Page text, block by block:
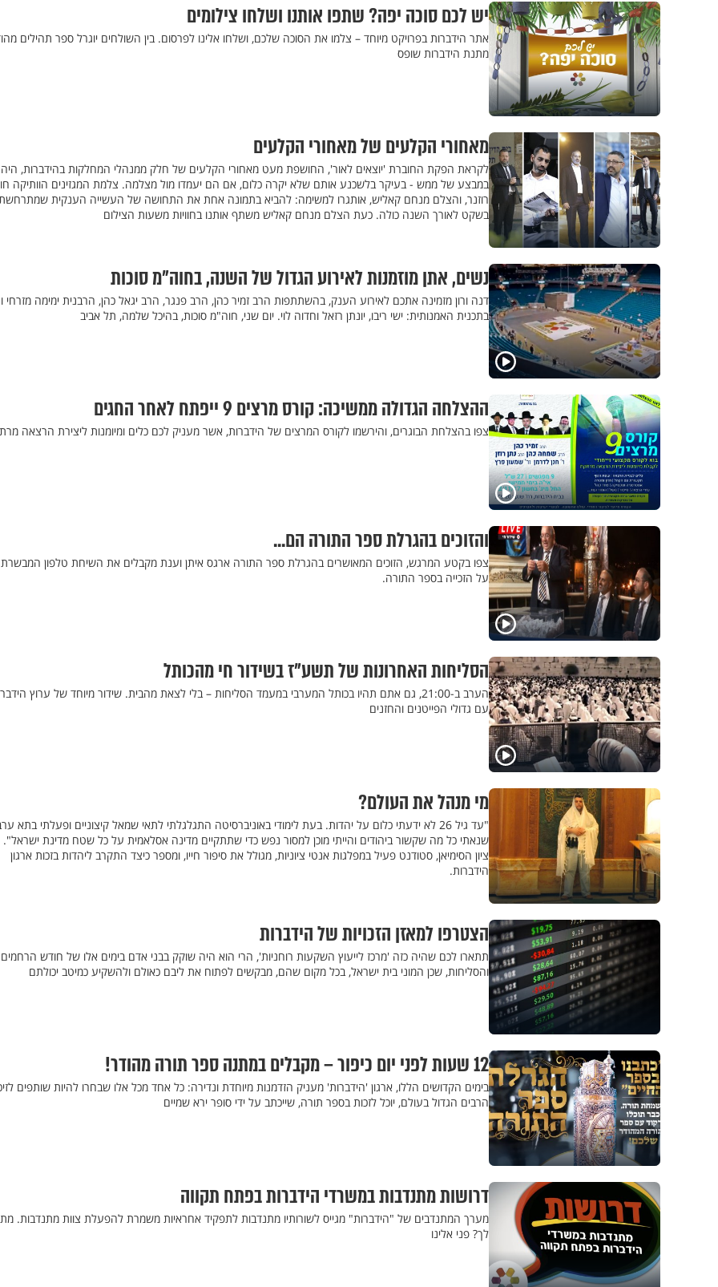
יש לכם סוכה יפה? שתפו אותנו ושלחו צילומים
אתר הידברות בפרויקט מיוחד – צלמו את הסוכה שלכם, ושלחו אלינו לפרסום. בין השולחים יוגרל ספר תהילים
מתנת הידברות שופס
מאחורי הקלעים של מאחורי הקלעים
לקראת הפקת החוברת 'יוצאים לאור', החושפת מעט מאחורי הקלעים של חלק ממנהלי המחלקות בהידברות, היה
במבצע של ממש - בעיקר בלשכנע אותם שלא יקרה כלום, אם הם יעמדו מול מצלמה. צלמת המגזינים הוותיקה
רוזנר, והצלם מנחם קאליש, אותגרו למשימה: להביא בתמונה אחת את התחושה של העשייה הענקית
בשקט לאורך השנה כולה. כעת הצלם מנחם קאליש משתף אותנו בחוויות משעות הצילום
נשים, אתן מוזמנות לאירוע הגדול של השנה, בחוה"מ סוכות
דנה ורון מזמינה אתכם לאירוע הענק, בהשתתפות הרב זמיר כהן, הרב פנגר, הרב יגאל כהן, הרבנית ימימה מזרחי
בתכנית האמנותית: ישי ריבו, יונתן רזאל וחדוה לוי. יום שני, חוה"מ סוכות, בהיכל שלמה, תל אביב
ההצלחה הגדולה ממשיכה: קורס מרצים 9 ייפתח לאחר החגים
צפו בהצלחת הבוגרים, והירשמו לקורס המרצים של הידברות, אשר מעניק לכם כלים ומיומנות ליצירת הרצאה
והזוכים בהגרלת ספר התורה הם...
צפו בקטע המרגש, הזוכים המאושרים בהגרלת ספר התורה ארגס איתן וענת מקבלים את השיחת טלפון
על הזכייה בספר התורה.
הסליחות האחרונות של תשע"ז בשידור חי מהכותל
הערב ב-21:00, גם אתם תהיו בכותל המערבי במעמד הסליחות – בלי לצאת מהבית. שידור מיוחד של ערוץ
עם גדולי הפייטנים והחזנים
מי מנהל את העולם?
"עד גיל 26 לא ידעתי כלום על יהדות. בעת לימודי באוניברסיטה התגלגלתי לתאי שמאל קיצוניים ופעלתי בתא
שנאתי כל מה שקשור ביהודים והייתי מוכן למסור נפש כדי שתתקיים מדינה אסלאמית על כל שטח מדינת ישראל".
ציון הסימיאן, סטודנט פעיל במפלגות אנטי ציוניות, מגולל את סיפור חייו, ומספר כיצד התקרב ליהדות בזכות ארגון
הידברות.
הצטרפו למאזן הזכויות של הידברות
תתארו לכם שהיה כזה 'מרכז לייעוץ השקעות רוחניות', הרי הוא היה שוקק בבני אדם בימים אלו של חודש הרחמים
והסליחות, שכן המוני בית ישראל, בכל מקום שהם, מבקשים לפתוח את ליבם כאולם ולהשקיע כמיטב יכולתם
12 שעות לפני יום כיפור – מקבלים במתנה ספר תורה מהודר!
בימים הקדושים הללו, ארגון 'הידברות' מעניק הזדמנות מיוחדת ונדירה: כל אחד מכל אלו שבחרו להיות שותפים
הרבים הגדול בעולם, יוכל לזכות בספר תורה, שייכתב על ידי סופר ירא שמיים
דרושות מתנדבות במשרדי הידברות בפתח תקווה
מערך המתנדבים של "הידברות" מגייס לשורותיו מתנדבות לתפקיד אחראיות משמרת להפעלת צוות מתנדבות.
לך? פני אלינו